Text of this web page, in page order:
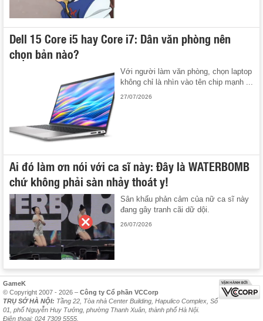
Dell 15 Core i5 hay Core i7: Dân văn phòng nên
chọn bản nào?
Với người làm văn phòng, chọn laptop
không chỉ là nhìn vào tên chip mạnh ...
27/07/2026
Ai đó làm ơn nói với ca sĩ này: Đây là WATERBOMB
chứ không phải sàn nhảy thoát y!
Sân khấu phản cảm của nữ ca sĩ này
đang gây tranh cãi dữ dội.
26/07/2026
GameK
© Copyright 2007 - 2026 – Công ty Cổ phần VCCorp
TRỤ SỞ HÀ NỘI: Tầng 22, Tòa nhà Center Building, Hapulico Complex, Số
01, phố Nguyễn Huy Tưởng, phường Thanh Xuân, thành phố Hà Nội.
Điện thoại: 024 7309 5555.